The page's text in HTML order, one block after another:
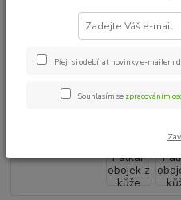
Palkar obojek z
psy 75 cm x 40
Přeji si odebírat novinky e-mailem
Souhlasím se zpracováním